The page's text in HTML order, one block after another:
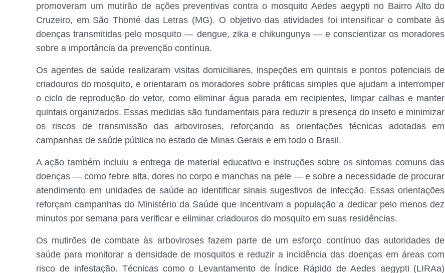
promoveram um mutirão de ações preventivas contra o mosquito Aedes aegypti no Bairro Alto do
Cruzeiro, em São Thomé das Letras (MG). O objetivo das atividades foi intensificar o combate às
doenças transmitidas pelo mosquito — dengue, zika e chikungunya — e conscientizar os moradores
sobre a importância da prevenção contínua.
Os agentes de saúde realizaram visitas domiciliares, inspeções em quintais e pontos potenciais de
criadouros do mosquito, e orientaram os moradores sobre práticas simples que ajudam a interromper
o ciclo de reprodução do vetor, como eliminar água parada em recipientes, limpar calhas e manter
quintais organizados. Essas medidas são fundamentais para reduzir a presença do inseto e minimizar
os riscos de transmissão das arboviroses, reforçando as orientações técnicas adotadas em
campanhas de saúde pública no estado de Minas Gerais e em todo o Brasil.
A ação também incluiu a entrega de material educativo e instruções sobre os sintomas comuns das
doenças — como febre alta, dores no corpo e manchas na pele — e sobre a necessidade de procurar
atendimento em unidades de saúde ao identificar sinais sugestivos de infecção. Essas orientações
reforçam campanhas do Ministério da Saúde que incentivam a população a dedicar pelo menos dez
minutos por semana para verificar e eliminar criadouros do mosquito em suas residências.
Os mutirões de combate às arboviroses fazem parte de um esforço contínuo das autoridades de
saúde para monitorar a densidade de mosquitos e reduzir a incidência das doenças em áreas com
risco de infestação. Técnicas como o Levantamento de Índice Rápido de Aedes aegypti (LIRAa)